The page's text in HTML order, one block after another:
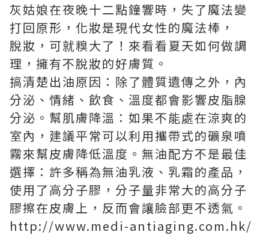
灰姑娘在夜晚十二點鐘響時，失了魔法變
打回原形，化妝是現代女性的魔法棒，
脫妝，可就糗大了！來看看夏天如何做調
理，擁有不脫妝的好膚質。
搞清楚出油原因：除了體質遺傳之外，內
分泌、情緒、飲食、溫度都會影響皮脂腺
分泌。幫肌膚降溫：如果不能處在涼爽的
室內，建議平常可以利用攜帶式的礦泉噴
霧來幫皮膚降低溫度。無油配方不是最佳
選擇：許多稱為無油乳液、乳霜的產品，
使用了高分子膠，分子量非常大的高分子
膠擦在皮膚上，反而會讓臉部更不透氣。
http://www.medi-antiaging.com.hk/